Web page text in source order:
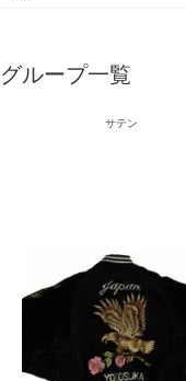
グループ一覧
サテン